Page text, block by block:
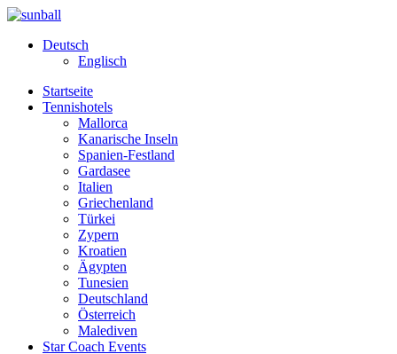
Deutsch
Englisch
Startseite
Tennishotels
Mallorca
Kanarische Inseln
Spanien-Festland
Gardasee
Italien
Griechenland
Türkei
Zypern
Kroatien
Ägypten
Tunesien
Deutschland
Österreich
Malediven
Star Coach Events